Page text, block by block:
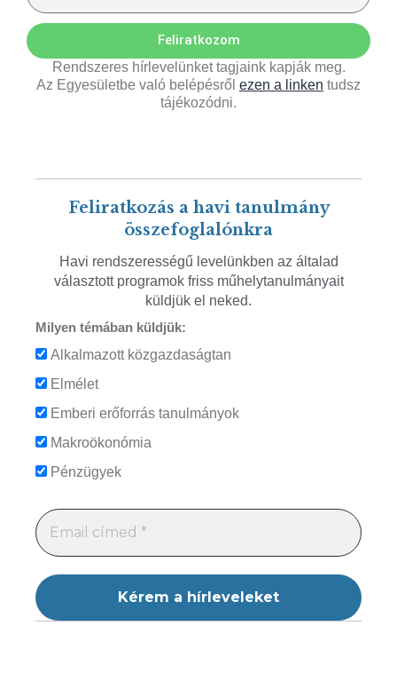
Feliratkozom
Rendszeres hírlevelünket tagjaink kapják meg.
Az Egyesületbe való belépésről ezen a linken tudsz
tájékozódni.
Feliratkozás a havi tanulmány
összefoglalónkra
Havi rendszerességű levelünkben az általad
választott programok friss műhelytanulmányait
küldjük el neked.
Milyen témában küldjük:
Alkalmazott közgazdaságtan
Elmélet
Emberi erőforrás tanulmányok
Makroökonómia
Pénzügyek